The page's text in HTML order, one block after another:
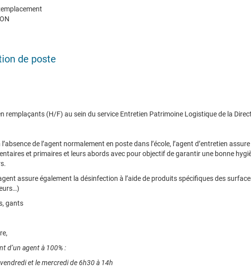
de poste
remplaçants (H/F) au sein du service Entretien Patrimoine Logistique de la
de l’agent normalement en poste dans l’école, l’agent d’entretien
et primaires et leurs abords avec pour objectif de garantir une bonne
assure également la désinfection à l’aide de produits spécifiques des
gants
d’un agent à 100% :
et le mercredi de 6h30 à 14h